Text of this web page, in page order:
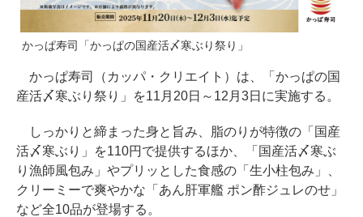
かっぱ寿司「かっぱの国産活〆寒ぶり祭り」
かっぱ寿司（カッパ・クリエイト）は、「かっぱの国
産活〆寒ぶり祭り」を11月20日～12月3日に実施する。
しっかりと締まった身と旨み、脂のりが特徴の「国産
活〆寒ぶり」を110円で提供するほか、「国産活〆寒ぶ
り漁師風包み」やプリッとした食感の「生小柱包み」、
クリーミーで爽やかな「あん肝軍艦 ポン酢ジュレのせ」
など全10品が登場する。